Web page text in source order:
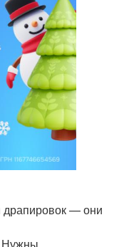
драпировок — они
Нужны